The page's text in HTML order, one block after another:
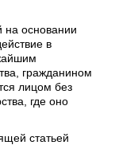
основании
в
гражданином
лицом без
где оно
статьей